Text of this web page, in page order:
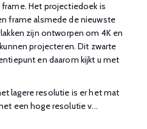
Het projectiedoek is
frame alsmede de nieuwste
zijn ontworpen om 4K en
projecteren. Dit zwarte
en daarom kijkt u met
lagere resolutie is er het mat
een hoge resolutie v...